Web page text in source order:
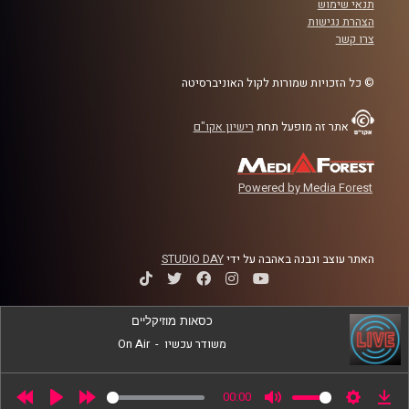
קרדיט תמונות:
תנאי שימוש
הצהרת נגישות
צרו קשר
© כל הזכויות שמורות לקול האוניברסיטה
אתר זה מופעל תחת רישיון אקו"ם
Powered by Media Forest
האתר עוצב ונבנה באהבה על ידיSTUDIO DAY
00:00
כסאות מוזיקליים
משודר עכשיו -
On Air